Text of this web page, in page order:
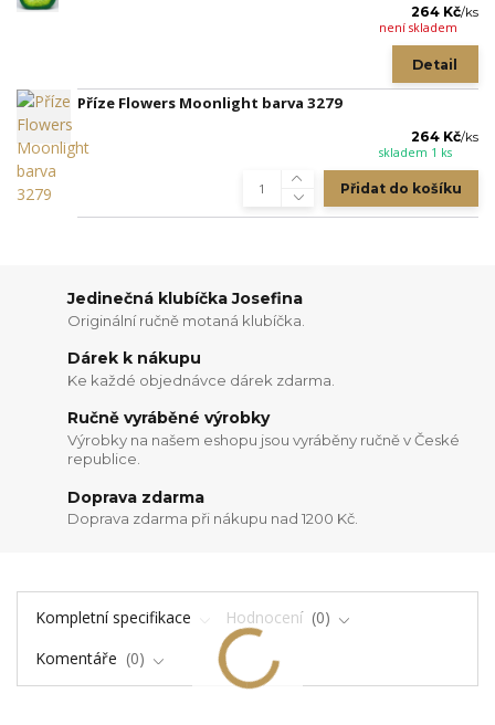
264 Kč/ks
není skladem
Detail
Příze Flowers Moonlight barva 3279
264 Kč/ks
skladem 1 ks
Přidat do košíku
Jedinečná klubíčka Josefina
Originální ručně motaná klubíčka.
Dárek k nákupu
Ke každé objednávce dárek zdarma.
Ručně vyráběné výrobky
Výrobky na našem eshopu jsou vyráběny ručně v České
republice.
Doprava zdarma
Doprava zdarma při nákupu nad 1200 Kč.
Kompletní specifikace Hodnocení
0
Komentáře
0